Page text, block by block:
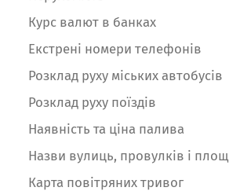
Курс валют в банках
Екстрені номери телефонів
Розклад руху міських автобусів
Розклад руху поїздів
Наявність та ціна палива
Назви вулиць, провулків і площ
Карта повітряних тривог